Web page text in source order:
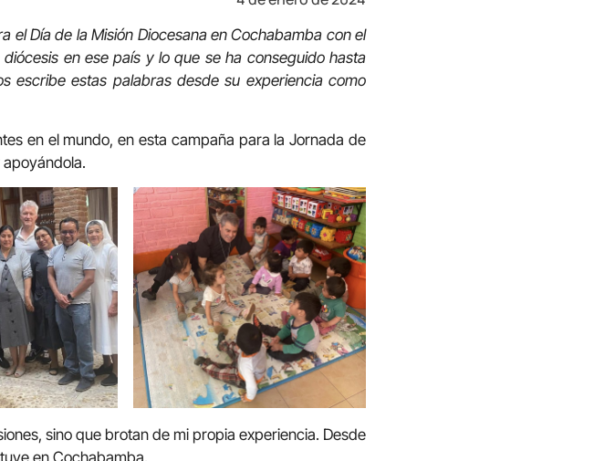
el Día de la Misión Diocesana en Cochabamba con el
en ese país y lo que se ha conseguido hasta
escribe estas palabras desde su experiencia como
en el mundo, en esta campaña para la Jornada de
apoyándola.
sino que brotan de mi propia experiencia. Desde